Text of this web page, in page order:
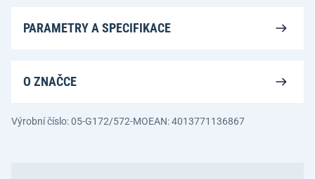
PARAMETRY A SPECIFIKACE
O ZNAČCE
Výrobní číslo: 05-G172/572-MOEAN: 4013771136867